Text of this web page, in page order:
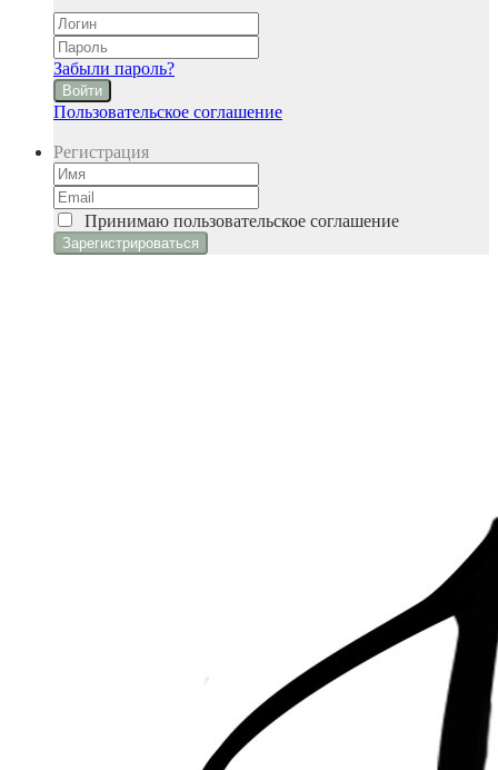
Забыли пароль?
Войти
Пользовательское соглашение
Регистрация
Принимаю пользовательское соглашение